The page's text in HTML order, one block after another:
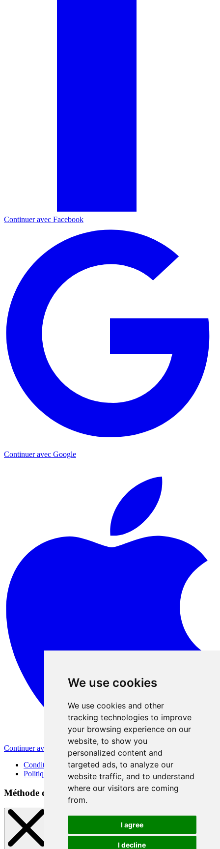
We use cookies
We use cookies and other
tracking technologies to improve
your browsing experience on our
website, to show you
personalized content and
targeted ads, to analyze our
website traffic, and to understand
where our visitors are coming
from.
I agree
I decline
Continuer avec Facebook
Continuer avec Google
Continuer avec Apple
Conditions d'utilisation
Politique de confidentialité
Méthode d'inscription